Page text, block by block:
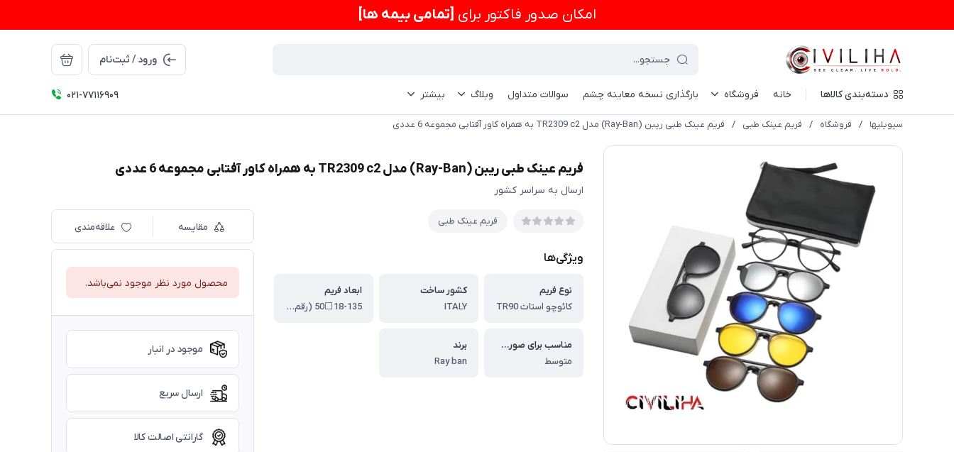
امكان صدور فاکتور برای [تمامی بیمه ها]
ورود / ثبت‌نام
دسته‌بندی کالاها خانه فروشگاه بارگذاری نسخه معاینه چشم سوالات متداول وبلاگ بیشتر 021-77116909
سیویلیها / فروشگاه / فریم عینک طبی / فریم عینک طبی ریبن (Ray-Ban) مدل TR2309 c2 به همراه کاور آفتابی مجموعه 6 عددی
فریم عینک طبی ریبن (Ray-Ban) مدل TR2309 c2 به همراه کاور آفتابی مجموعه 6 عددی
ارسال به سراسر کشور
فریم عینک طبی
ویژگی‌ها
نوع فریم
کائوچو استات TR90
کشور ساخت
ITALY
ابعاد فریم
18-135⬜50 (رقم اول عرض لنز، رقم دوم عرض پل عینک، رقم سوم طول دسته)
مناسب برای صورت های
متوسط
برند
Ray ban
مقایسه علاقه‌مندی
محصول مورد نظر موجود نمی‌باشد.
موجود در انبار
ارسال سریع
گارانتی اصالت کالا